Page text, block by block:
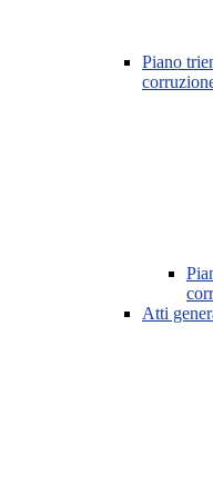
Piano
Atti